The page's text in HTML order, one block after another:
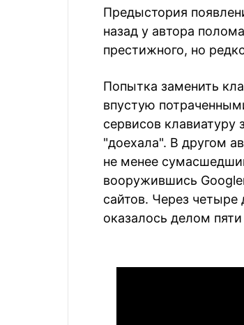
Предыстория
назад у автора
престижного, но
Попытка заменить
впустую
сервисов клавиатуру
"доехала". В другом
не менее
вооружившись
сайтов. Через
оказалось делом